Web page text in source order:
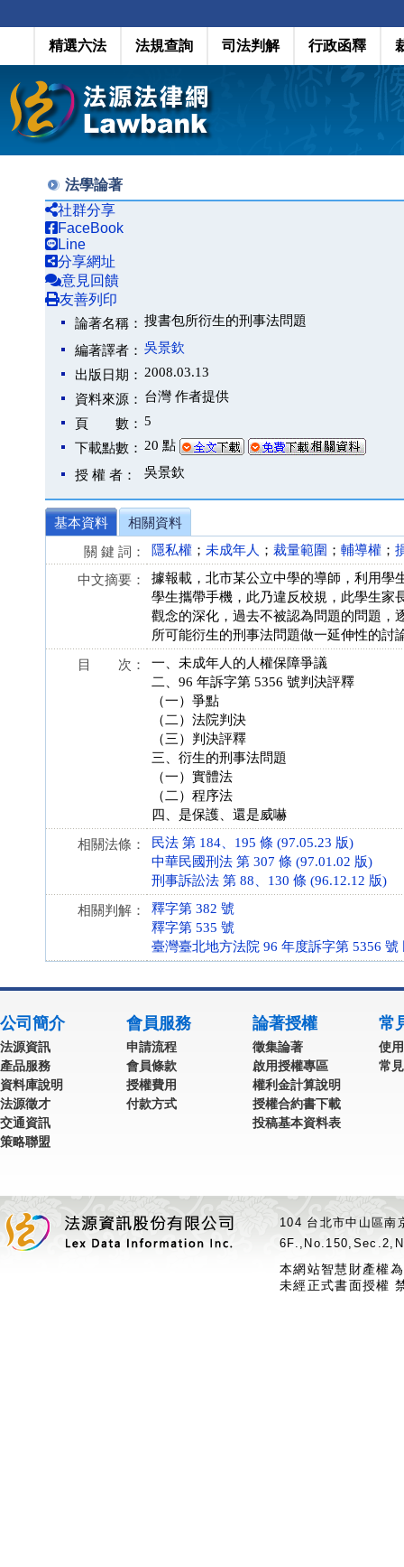
精選六法 法規查詢 司法判解 行政函釋
法學論著
社群分享
FaceBook
Line
分享網址
意見回饋
友善列印
論著名稱： 搜書包所衍生的刑事法問題
編著譯者： 吳景欽
出版日期： 2008.03.13
資料來源： 台灣 作者提供
頁 數： 5
下載點數： 20 點
授 權 者： 吳景欽
基本資料
相關資料
關 鍵 詞：
隱私權 ； 未成年人 ； 裁量範圍 ； 輔導權 ；
中文摘要：
據報載，北市某公立中學的導師，利用學
學生攜帶手機，此乃違反校規，此學生家
觀念的深化，過去不被認為問題的問題，
所可能衍生的刑事法問題做一延伸性的討
目 次：
一、未成年人的人權保障爭議
二、96 年訴字第 5356 號判決評釋
（一）爭點
（二）法院判決
（三）判決評釋
三、衍生的刑事法問題
（一）實體法
（二）程序法
四、是保護、還是威嚇
相關法條：
民法 第 184、195 條 (97.05.23 版)
中華民國刑法 第 307 條 (97.01.02 版)
刑事訴訟法 第 88、130 條 (96.12.12 版)
相關判解：
釋字第 382 號
釋字第 535 號
臺灣臺北地方法院 96 年度訴字第 5356 號
公司簡介
法源資訊
產品服務
資料庫說明
法源徵才
交通資訊
策略聯盟
會員服務
申請流程
會員條款
授權費用
付款方式
論著授權
徵集論著
啟用授權專區
權利金計算說明
授權合約書下載
投稿基本資料表
常
使
常
104 台北市中山區
本網站智慧財產權
未經正式書面授權